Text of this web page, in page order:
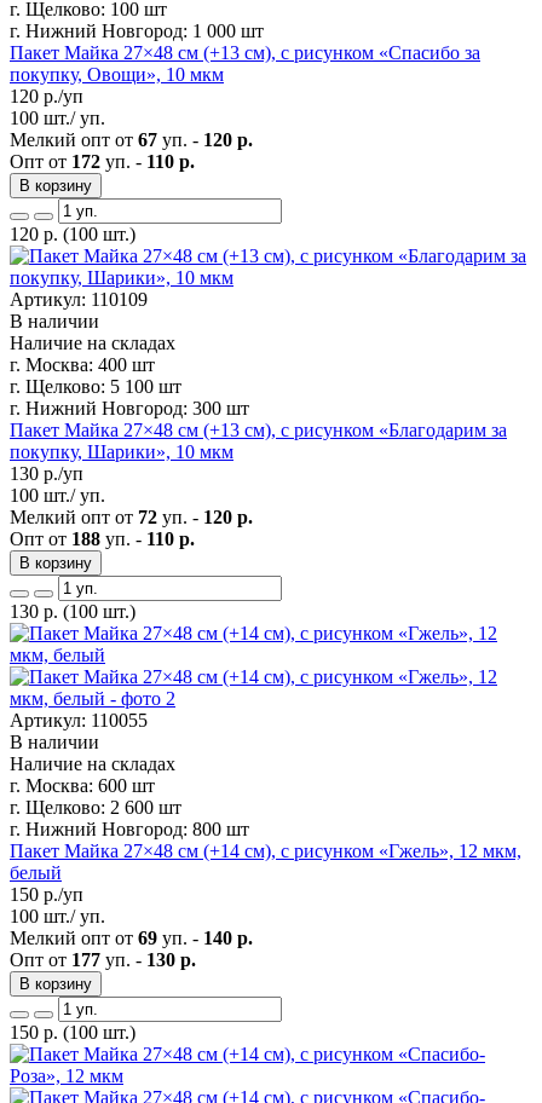
г. Щелково: 100 шт
г. Нижний Новгород: 1 000 шт
Пакет Майка 27×48 см (+13 см), с рисунком «Спасибо за
покупку, Овощи», 10 мкм
120 р./уп
100 шт./ уп.
Мелкий опт от 67 уп. - 120 р.
Опт от 172 уп. - 110 р.
В корзину
120 р. (100 шт.)
Артикул: 110109
В наличии
Наличие на складах
г. Москва: 400 шт
г. Щелково: 5 100 шт
г. Нижний Новгород: 300 шт
Пакет Майка 27×48 см (+13 см), с рисунком «Благодарим за
покупку, Шарики», 10 мкм
130 р./уп
100 шт./ уп.
Мелкий опт от 72 уп. - 120 р.
Опт от 188 уп. - 110 р.
В корзину
130 р. (100 шт.)
Артикул: 110055
В наличии
Наличие на складах
г. Москва: 600 шт
г. Щелково: 2 600 шт
г. Нижний Новгород: 800 шт
Пакет Майка 27×48 см (+14 см), с рисунком «Гжель», 12 мкм,
белый
150 р./уп
100 шт./ уп.
Мелкий опт от 69 уп. - 140 р.
Опт от 177 уп. - 130 р.
В корзину
150 р. (100 шт.)